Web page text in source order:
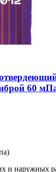
60
и наружных